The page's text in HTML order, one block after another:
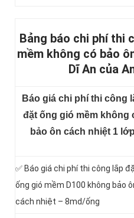
Bảng báo chi phí thi
mềm không có bảo
Dĩ An của
Báo giá chi phí thi công
đặt ống gió mềm không
bảo ôn cách nhiệt 1 lớp
✅ Báo giá chi phí thi công lắp
ống gió mềm D100 không bảo
cách nhiệt – 8md/ống